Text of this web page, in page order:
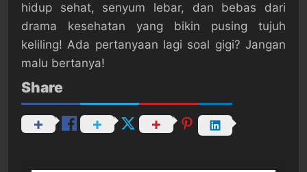
hidup sehat, senyum lebar, dan bebas dari
drama kesehatan yang bikin pusing tujuh
keliling! Ada pertanyaan lagi soal gigi? Jangan
malu bertanya!
Share